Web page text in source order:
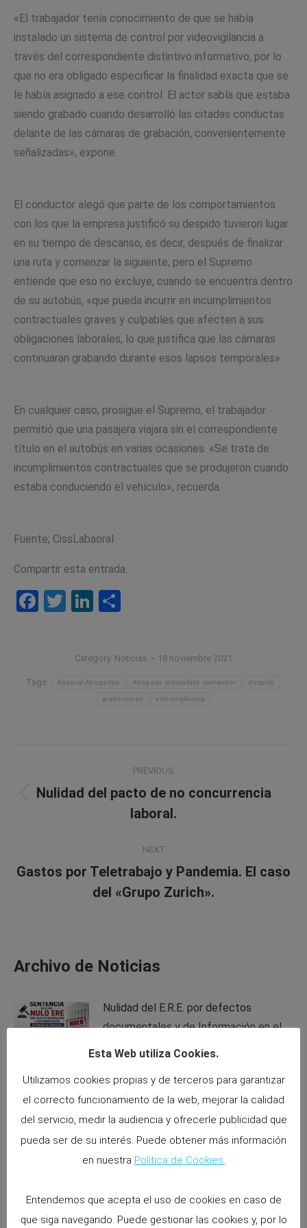
«El trabajador tenía conocimiento de que se había
instalado un sistema de control por videovigilancia a
través del correspondiente distintivo informativo, por lo
que no era obligado especificar la finalidad exacta que se
le había asignado a ese control. El actor sabía que estaba
siendo grabado cuando desarrolló las citadas conductas
delante de las cámaras de grabación, convenientemente
señalizadas», expone.
El conductor alegó que parte de los comportamientos
con los que la empresa justificó su despido tuvieron lugar
en su tiempo de descanso, es decir, después de finalizar
una ruta y comenzar la siguiente, pero el Supremo
entiende que eso no excluye, cuando se encuentra dentro
de su autobús, «que pueda incurrir en incumplimientos
contractuales graves y culpables que afecten a sus
obligaciones laborales, lo que justifica que las cámaras
continuaran grabando durante esos lapsos temporales».
En cualquier caso, prosigue el Supremo, el trabajador
permitió que una pasajera viajara sin el correspondiente
título en el autobús en varias ocasiones. «Se trata de
incumplimientos contractuales que se produjeron cuando
estaba conduciendo el vehículo», recuerda.
Fuente; CissLabaoral
Compartir esta entrada.
Facebook
TwitterLinkedIn
Category: Noticias 18 noviembre 2021
Tags: Abascal Abogados Abogado laboralista santander despido
grabaciones videovigilancia
navigation
PREVIOUS
Previous
post:
Nulidad del pacto de no concurrencia
laboral.
NEXT
Next
post:
Gastos por Teletrabajo y Pandemia. El caso
del «Grupo Zurich».
Archivo de Noticias
Nulidad del E.R.E. por defectos
documentales y de Información en el
periodo de consultas.
El Supremo declara nulo la reducción
de las retribuciones variables por IT o
permisos.
6 abril 2026
El Supremo consolida el derecho de la
familia monoparental a 10 semanas
Esta Web utiliza Cookies.
Utilizamos cookies propias y de terceros para garantizar
el correcto funcionamiento de la web, mejorar la calidad
del servicio, medir la audiencia y ofrecerle publicidad que
pueda ser de su interés. Puede obtener más información
en nuestra Política de Cookies.
Entendemos que acepta el uso de cookies en caso de
que siga navegando. Puede gestionar las cookies y, por lo